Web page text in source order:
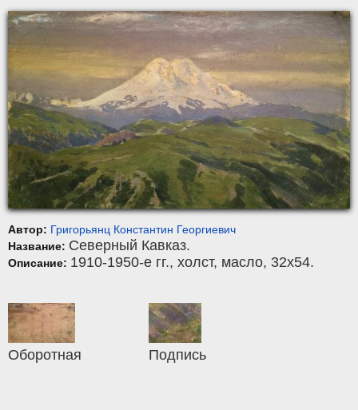
Автор: Григорьянц Константин Георгиевич
Название: Северный Кавказ.
Описание: 1910-1950-е гг., холст, масло, 32x54.
Оборотная Подпись